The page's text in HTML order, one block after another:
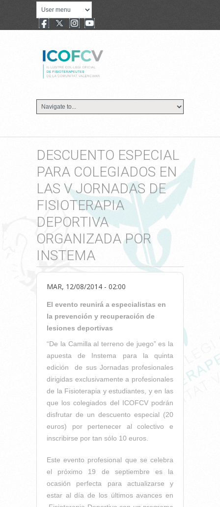
DESCUENTO ESPECIAL
PARA COLEGIADOS EN
LAS V JORNADAS DE
FISIOTERAPIA
DEPORTIVA
ORGANIZADA POR
INSTEMA
MAR, 12/08/2014 - 02:00
El evento reunirá a especialistas en
la prevención y recuperación de
lesiones deportivas
“De la Camilla al terreno de juego” es la
apuesta de Instema para la quinta
edición de sus Jornadas profesionales
dirigidas exclusivamente a profesionales
de la Fisioterapia y estudiantes, y en las
que los colegiados del ICOFCV podrán
disfrutar de un descuento especial (20
euros) por pertenecer al colectivo e
inscribirse por tan sólo 10 euros.
Este evento profesional que se celebra
el próximo 19 de septiembre es la
ocasión perfecta para actualizarse y
estar al día de los últimos avances en